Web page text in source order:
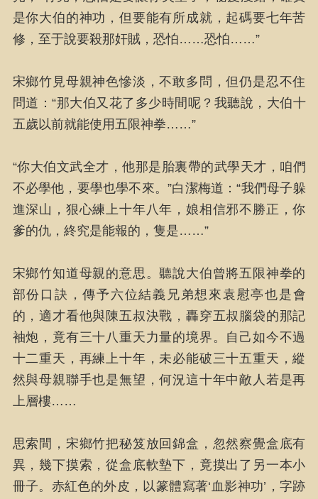
是你大伯的神功，但要能有所成就，起碼要七年苦
修，至于說要殺那奸賊，恐怕……恐怕……”
宋鄉竹見母親神色慘淡，不敢多問，但仍是忍不住
問道：“那大伯又花了多少時間呢？我聽說，大伯十
五歲以前就能使用五限神拳……”
“你大伯文武全才，他那是胎裏帶的武學天才，咱們
不必學他，要學也學不來。”白潔梅道：“我們母子躲
進深山，狠心練上十年八年，娘相信邪不勝正，你
爹的仇，終究是能報的，隻是……”
宋鄉竹知道母親的意思。聽說大伯曾將五限神拳的
部份口訣，傳予六位結義兄弟想來袁慰亭也是會
的，適才看他與陳五叔決戰，轟穿五叔腦袋的那記
袖炮，竟有三十八重天力量的境界。自己如今不過
十二重天，再練上十年，未必能破三十五重天，縱
然與母親聯手也是無望，何況這十年中敵人若是再
上層樓……
思索間，宋鄉竹把秘笈放回錦盒，忽然察覺盒底有
異，幾下摸索，從盒底軟墊下，竟摸出了另一本小
冊子。赤紅色的外皮，以篆體寫著‘血影神功’，字跡